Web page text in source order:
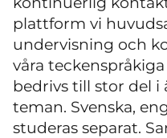
plattform vi
undervisning och
våra
bedrivs till stor del
teman. Svenska,
studeras separat.